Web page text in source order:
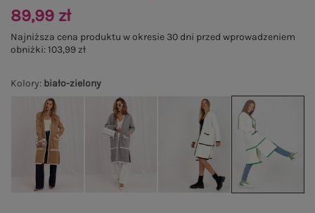
Kolory: biało-zielony
89,99 zł
Najniższa cena produktu w okresie 30 dni przed wprowadzeniem
obniżki:103,99 zł